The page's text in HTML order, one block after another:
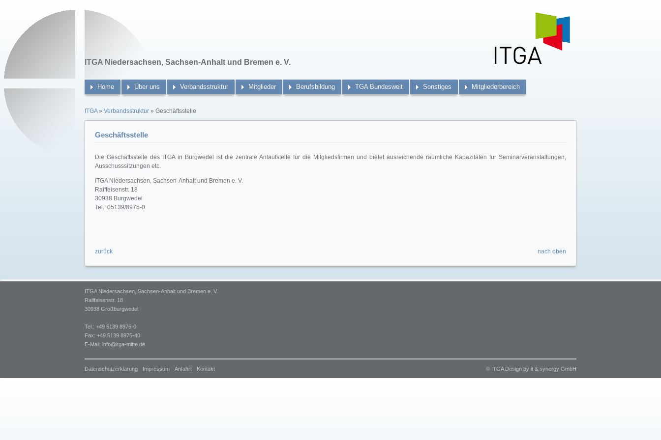
ITGA Niedersachsen, Sachsen-Anhalt und Bremen e. V.
Home Über uns Verbandsstruktur Mitglieder Berufsbildung TGA Bundesweit Sonstiges Mitgliederbereich
ITGA» Verbandsstruktur » Geschäftsstelle
Geschäftsstelle
Die Geschäftsstelle des ITGA in Burgwedel ist die zentrale Anlaufstelle für die Mitgliedsfirmen und bietet ausreichende räumliche Kapazitäten für Seminarveranstaltungen,
Ausschusssitzungen etc.
ITGA Niedersachsen, Sachsen-Anhalt und Bremen e. V.
Raiffeisenstr. 18
30938 Burgwedel
Tel.: 05139/8975-0
zurück nach oben
ITGA Niedersachsen, Sachsen-Anhalt und Bremen e. V.
Raiffeisenstr. 18
30938 Großburgwedel
Tel.: +49 5139 8975-0
Fax: +49 5139 8975-40
E-Mail: info@itga-mitte.de
Datenschutzerklärung Impressum Anfahrt Kontakt © ITGA Design by it & synergy GmbH